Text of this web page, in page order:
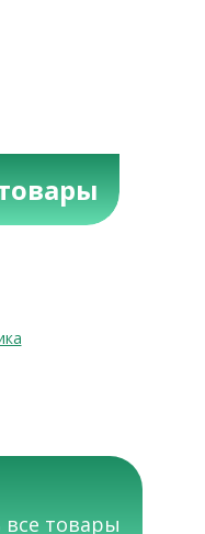
все товары